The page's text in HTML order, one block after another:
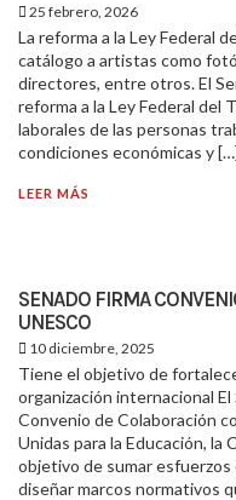
25 febrero, 2026
La reforma a la Ley Federal
catálogo a artistas como
directores, entre otros. El
reforma a la Ley Federal del
laborales de las personas
condiciones económicas y
LEER MÁS
SENADO FIRMA
UNESCO
10 diciembre, 2025
Tiene el objetivo de
organización internacional
Convenio de Colaboración
Unidas para la Educación, la
objetivo de sumar
diseñar marcos normativos